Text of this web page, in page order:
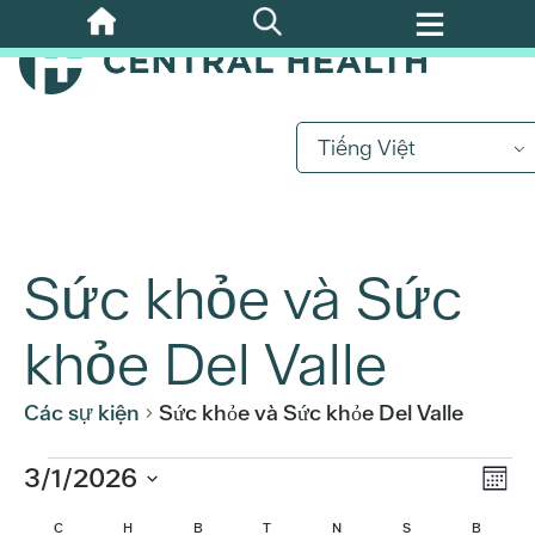
qua
nội
Tiếng Việt
Sức khỏe và Sức
khỏe Del Valle
Các sự kiện Sức khỏe và Sức khỏe Del Valle
Các
Sự
3/1/2026
CCHỦ NHẬT
H BTHỨ BA T N THỨ NĂMS B